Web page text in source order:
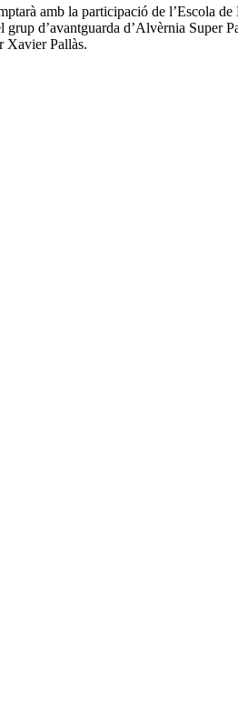
amb la participació de l’Escola
d’avantguarda d’Alvèrnia Super
Xavier Pallàs.